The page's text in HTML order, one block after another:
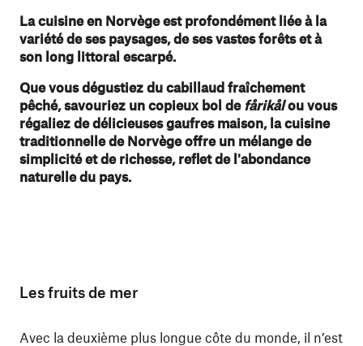
La cuisine en Norvège est profondément liée à la
variété de ses paysages, de ses vastes forêts et à
son long littoral escarpé.
Que vous dégustiez du cabillaud fraîchement
pêché, savouriez un copieux bol de fårikålou vous
régaliez de délicieuses gaufres maison, la cuisine
traditionnelle de Norvège offre un mélange de
simplicité et de richesse, reflet de l'abondance
naturelle du pays.
Les fruits de mer
Avec la deuxième plus longue côte du monde, il n’est